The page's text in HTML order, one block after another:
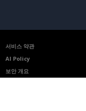
서비스 약관
AI Policy
보안 개요